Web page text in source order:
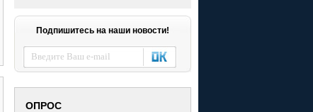
Подпишитесь на наши новости!
ОПРОС